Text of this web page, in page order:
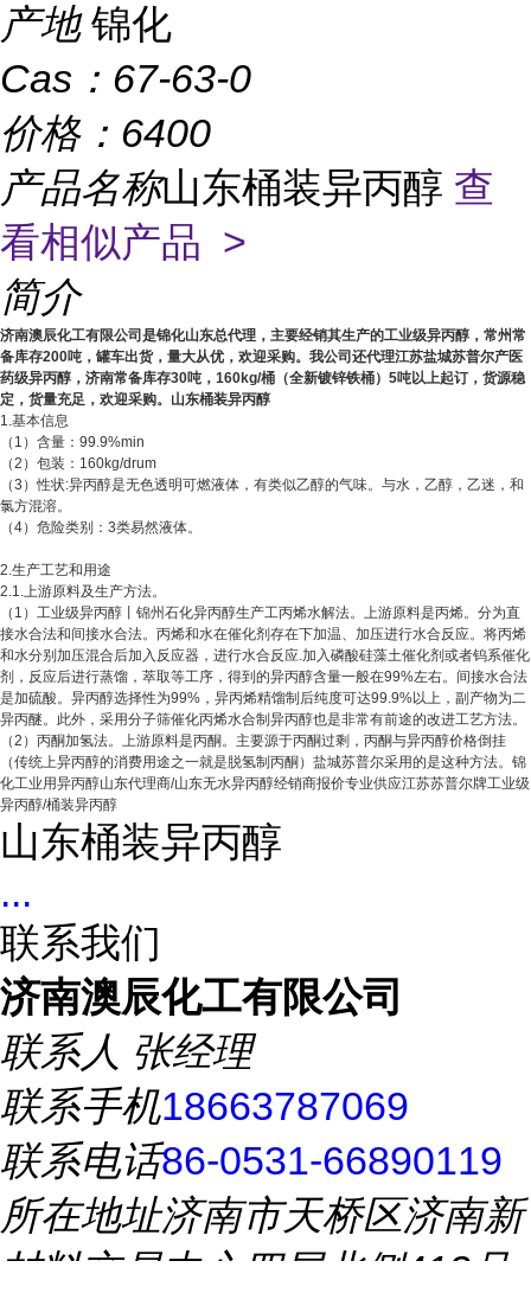
产地 锦化
Cas： 67-63-0
价格： 6400
产品名称山东桶装异丙醇 查
看相似产品 >
简介
济南澳辰化工有限公司是锦化山东总代理，主要经销其生产的工业级异丙醇，常州常
备库存200吨，罐车出货，量大从优，欢迎采购。我公司还代理江苏盐城苏普尔产医
药级异丙醇，济南常备库存30吨，160kg/桶（全新镀锌铁桶）5吨以上起订，货源稳
定，货量充足，欢迎采购。山东桶装异丙醇
1.基本信息
（1）含量：99.9%min
（2）包装：160kg/drum
（3）性状:异丙醇是无色透明可燃液体，有类似乙醇的气味。与水，乙醇，乙迷，和
氯方混溶。
（4）危险类别：3类易然液体。
2.生产工艺和用途
2.1.上游原料及生产方法。
（1）工业级异丙醇丨锦州石化异丙醇生产工丙烯水解法。上游原料是丙烯。分为直
接水合法和间接水合法。丙烯和水在催化剂存在下加温、加压进行水合反应。将丙烯
和水分别加压混合后加入反应器，进行水合反应.加入磷酸硅藻土催化剂或者钨系催化
剂，反应后进行蒸馏，萃取等工序，得到的异丙醇含量一般在99%左右。间接水合法
是加硫酸。异丙醇选择性为99%，异丙烯精馏制后纯度可达99.9%以上，副产物为二
异丙醚。此外，采用分子筛催化丙烯水合制异丙醇也是非常有前途的改进工艺方法。
（2）丙酮加氢法。上游原料是丙酮。主要源于丙酮过剩，丙酮与异丙醇价格倒挂
（传统上异丙醇的消费用途之一就是脱氢制丙酮）盐城苏普尔采用的是这种方法。锦
化工业用异丙醇山东代理商/山东无水异丙醇经销商报价专业供应江苏苏普尔牌工业级
异丙醇/桶装异丙醇
山东桶装异丙醇
...
联系我们
济南澳辰化工有限公司
联系人 张经理
联系手机18663787069
联系电话86-0531-66890119
所在地址济南市天桥区济南新
材料交易中心四层北侧413号